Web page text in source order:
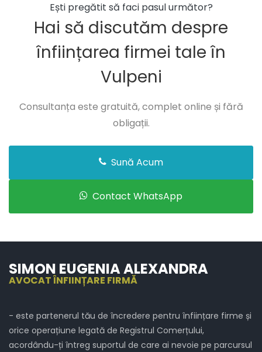
Ești pregătit să faci pasul următor?
Hai să discutăm despre
înființarea firmei tale în
Vulpeni
Consultanța este gratuită, complet online și fără
obligații.
Sună Acum
Contact WhatsApp
SIMON EUGENIA ALEXANDRA
AVOCAT ÎNFIINȚARE FIRMĂ
- este partenerul tău de încredere pentru înființare firme și
orice operațiune legată de Registrul Comerțului,
acordându-ți întreg suportul de care ai nevoie pe parcursul